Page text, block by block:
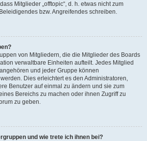
Mitglieder „offtopic“, d. h. etwas nicht zum
bzw. Angreifendes schreiben.
von Mitgliedern, die die Mitglieder des Boards
verwaltbare Einheiten aufteilt. Jedes Mitglied
und jeder Gruppe können
Dies erleichtert es den Administratoren,
Benutzer auf einmal zu ändern und sie zum
Bereichs zu machen oder ihnen Zugriff zu
zu geben.
und wie trete ich ihnen bei?